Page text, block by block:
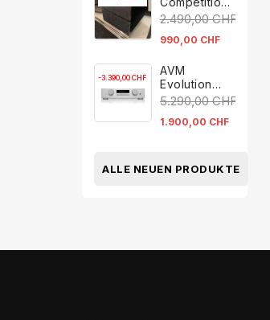
Mono
2.490,00 CHF
990,00 CHF
AVM
Evolution
C5.2
5.290,00 CHF
-3.390,00 CHF
1.900,00 CHF
ALLE NEUEN PRODUKTE